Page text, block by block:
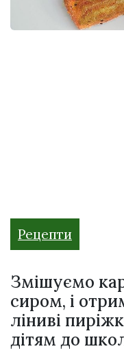
Рецепти
Змішуємо
сиром, і
ліниві
дітям до